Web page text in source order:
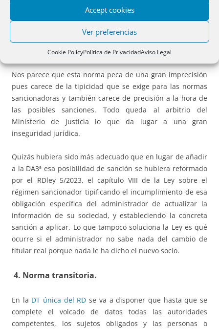
Accept cookies
Ver preferencias
Cookie PolicyPolítica de PrivacidadAviso Legal
infracción, el establecimiento del procedimiento
sancionador y la competencia para el ejercicio de la
potestad sancionadora derivada del incumplimiento de lo
previsto en el párrafo anterior”.
Nos parece que esta norma peca de una gran imprecisión
pues carece de la tipicidad que se exige para las normas
sancionadoras y también carece de precisión a la hora de
las posibles sanciones. Todo queda al arbitrio del
Ministerio de Justicia lo que da lugar a una gran
inseguridad jurídica.
Quizás hubiera sido más adecuado que en lugar de añadir
a la DA3ª esa posibilidad de sanción se hubiera reformado
por el RDley 5/2023, el capítulo VIII de la Ley sobre el
régimen sancionador tipificando el incumplimiento de esa
obligación específica del administrador de actualizar la
información de su sociedad, y estableciendo la concreta
sanción a aplicar. Lo que tampoco soluciona la Ley es qué
ocurre si el administrador no sabe nada del cambio de
titular real porque nada le ha dicho el nuevo socio.
4. Norma transitoria.
En la DT única del RD se va a disponer que hasta que se
complete el volcado de datos todas las autoridades
competentes, los sujetos obligados y las personas o